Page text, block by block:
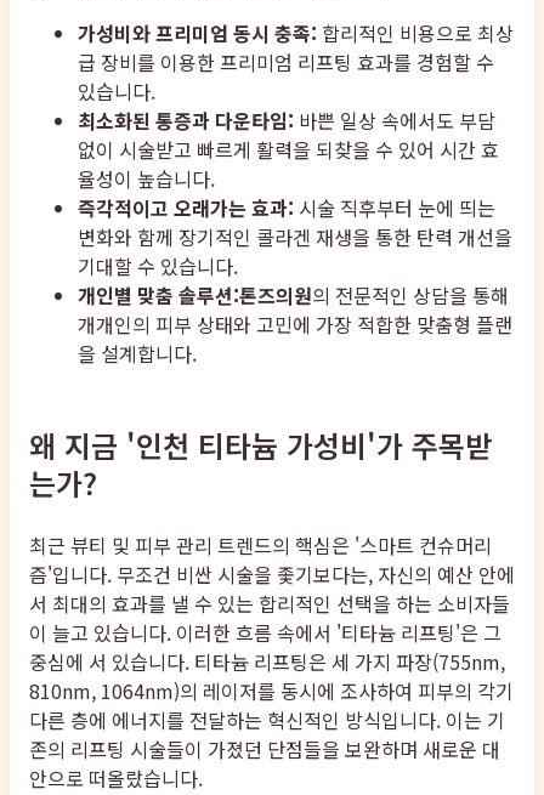
가성비와 프리미엄 동시 충족: 합리적인 비용으로 최상
급 장비를 이용한 프리미엄 리프팅 효과를 경험할 수
있습니다.
최소화된 통증과 다운타임: 바쁜 일상 속에서도 부담
없이 시술받고 빠르게 활력을 되찾을 수 있어 시간 효
율성이 높습니다.
즉각적이고 오래가는 효과: 시술 직후부터 눈에 띄는
변화와 함께 장기적인 콜라겐 재생을 통한 탄력 개선을
기대할 수 있습니다.
개인별 맞춤 솔루션:톤즈의원의 전문적인 상담을 통해
개개인의 피부 상태와 고민에 가장 적합한 맞춤형 플랜
을 설계합니다.
왜 지금 '인천 티타늄 가성비'가 주목받
는가?
최근 뷰티 및 피부 관리 트렌드의 핵심은 '스마트 컨슈머리
즘'입니다. 무조건 비싼 시술을 좇기보다는, 자신의 예산 안에
서 최대의 효과를 낼 수 있는 합리적인 선택을 하는 소비자들
이 늘고 있습니다. 이러한 흐름 속에서 '티타늄 리프팅'은 그
중심에 서 있습니다. 티타늄 리프팅은 세 가지 파장(755nm,
810nm, 1064nm)의 레이저를 동시에 조사하여 피부의 각기
다른 층에 에너지를 전달하는 혁신적인 방식입니다. 이는 기
존의 리프팅 시술들이 가졌던 단점들을 보완하며 새로운 대
안으로 떠올랐습니다.